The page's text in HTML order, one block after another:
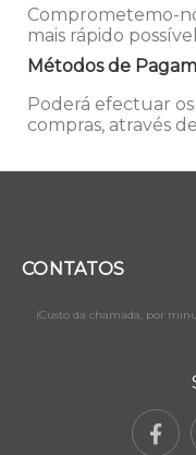
Comprometemo-
mais rápido
Métodos de
Poderá efectuar
compras, através
CONTATOS
(Custo da chamada, por